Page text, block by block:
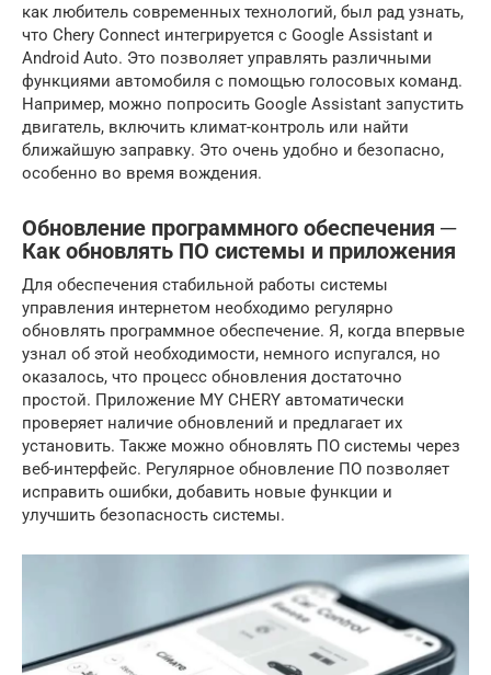
как любитель современных технологий, был рад узнать,
что Chery Connect интегрируется с Google Assistant и
Android Auto. Это позволяет управлять различными
функциями автомобиля с помощью голосовых команд.
Например, можно попросить Google Assistant запустить
двигатель, включить климат-контроль или найти
ближайшую заправку. Это очень удобно и безопасно,
особенно во время вождения.
Обновление программного обеспечения ─
Как обновлять ПО системы и приложения
Для обеспечения стабильной работы системы
управления интернетом необходимо регулярно
обновлять программное обеспечение. Я, когда впервые
узнал об этой необходимости, немного испугался, но
оказалось, что процесс обновления достаточно
простой. Приложение MY CHERY автоматически
проверяет наличие обновлений и предлагает их
установить. Также можно обновлять ПО системы через
веб-интерфейс. Регулярное обновление ПО позволяет
исправить ошибки, добавить новые функции и
улучшить безопасность системы.